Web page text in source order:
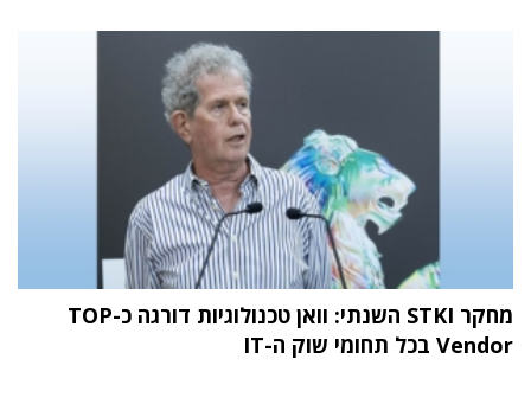
מחקר STKI השנתי: וואן טכנולוגיות דורגה כ-TOP
Vendor בכל תחומי שוק ה-IT